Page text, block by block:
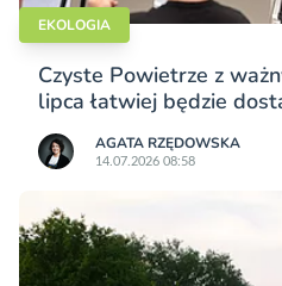
EKOLOGIA
Czyste Powietrze z
lipca łatwiej będzie
AGATA RZĘDOWSKA
14.07.2026 08:58